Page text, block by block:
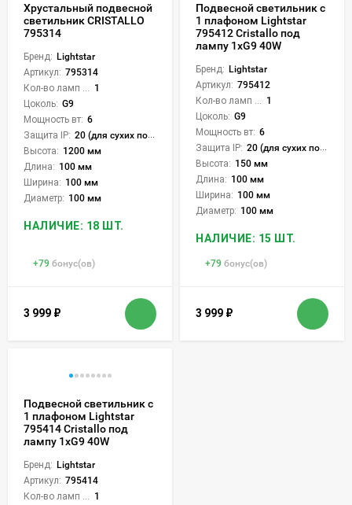
Хрустальный подвесной
светильник CRISTALLO
795314
Бренд: Lightstar
Артикул: 795314
1
Цоколь: G9
Мощность вт: 6
Защита IP: 20 (для сухих пом.)
Высота: 1200 мм
Длина: 100 мм
Ширина: 100 мм
Диаметр: 100 мм
НАЛИЧИЕ: 18 ШТ.
+79 бонус(ов)
3 999 ₽
Подвесной светильник с
1 плафоном Lightstar
795412 Cristallo под
лампу 1xG9 40W
Бренд: Lightstar
Артикул: 795412
1
Цоколь: G9
Мощность вт: 6
Защита IP: 20 (для сухих пом.)
Высота: 150 мм
Длина: 100 мм
Ширина: 100 мм
Диаметр: 100 мм
НАЛИЧИЕ: 15 ШТ.
+79 бонус(ов)
3 999 ₽
Подвесной светильник с
1 плафоном Lightstar
795414 Cristallo под
лампу 1xG9 40W
Бренд: Lightstar
Артикул: 795414
1